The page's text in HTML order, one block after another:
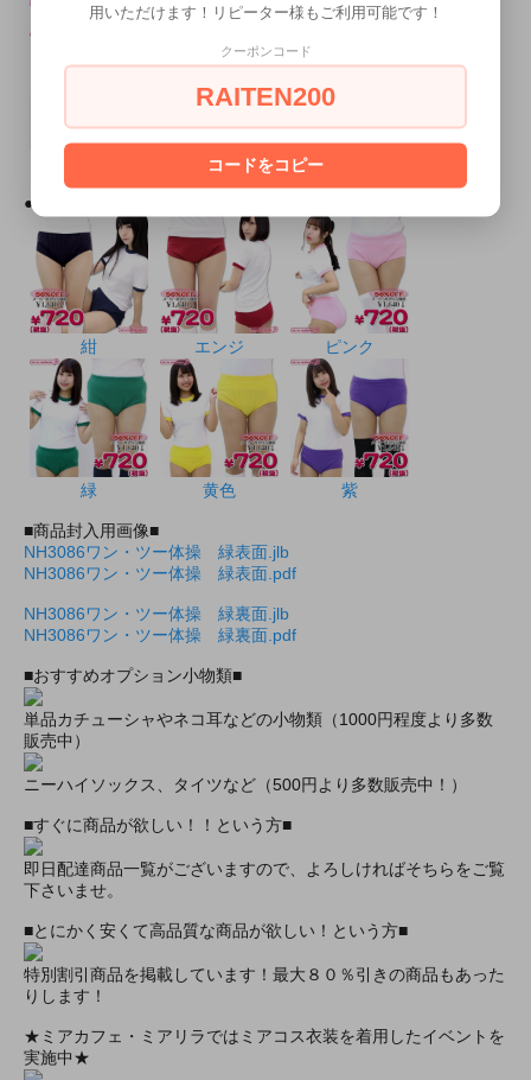
紺 エンジ ピンク
紫
●ブルマ単品 カラーバリエーション●
紺 エンジ ピンク
緑 黄色 紫
■商品封入用画像■
NH3086ワン・ツー体操 緑表面.jlb
NH3086ワン・ツー体操 緑表面.pdf
NH3086ワン・ツー体操 緑裏面.jlb
NH3086ワン・ツー体操 緑裏面.pdf
■おすすめオプション小物類■
単品カチューシャやネコ耳などの小物類（1000円程度より多数
販売中）
ニーハイソックス、タイツなど（500円より多数販売中！）
■すぐに商品が欲しい！！という方■
即日配達商品一覧がございますので、よろしければそちらをご覧
下さいませ。
■とにかく安くて高品質な商品が欲しい！という方■
特別割引商品を掲載しています！最大８０％引きの商品もあった
りします！
★ミアカフェ・ミアリラではミアコス衣装を着用したイベントを
実施中★
用いただけます！リピーター様もご利用可能です！
クーポンコード
RAITEN200
コードをコピー